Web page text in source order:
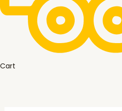
Cart